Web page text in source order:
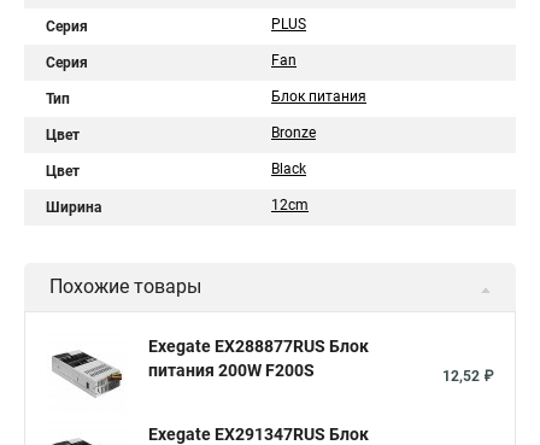
Серия PLUS
Серия Fan
Тип Блок питания
Цвет Bronze
Цвет Black
Ширина 12cm
Похожие товары
Exegate EX288877RUS Блок
питания 200W F200S
12,52 ₽
Exegate EX291347RUS Блок